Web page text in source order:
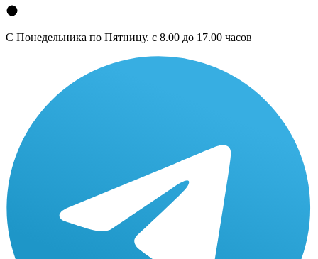
С Понедельника по Пятницу. с 8.00 до 17.00 часов